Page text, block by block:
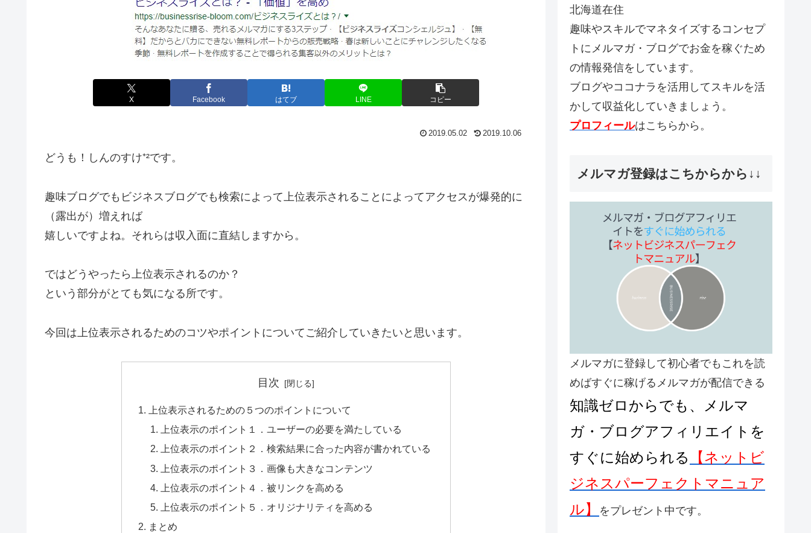
X Facebook はてブ LINE コピー
2019.05.02 2019.10.06
どうも！しんのすけ⁺²です。
趣味ブログでもビジネスブログでも検索によって上位表示されることによってアクセスが爆発的に
（露出が）増えれば
嬉しいですよね。それらは収入面に直結しますから。
ではどうやったら上位表示されるのか？
という部分がとても気になる所です。
今回は上位表示されるためのコツやポイントについてご紹介していきたいと思います。
目次
上位表示されるための５つのポイントについて
上位表示のポイント１．ユーザーの必要を満たしている
上位表示のポイント２．検索結果に合った内容が書かれている
上位表示のポイント３．画像も大きなコンテンツ
上位表示のポイント４．被リンクを高める
上位表示のポイント５．オリジナリティを高める
まとめ
北海道在住
趣味やスキルでマネタイズするコンセプ
トにメルマガ・ブログでお金を稼ぐため
の情報発信をしています。
ブログやココナラを活用してスキルを活
かして収益化していきましょう。
プロフィールはこちらから。
メルマガ登録はこちからから↓↓
メルマガに登録して初心者でもこれを読
めばすぐに稼げるメルマガが配信できる
知識ゼロからでも、メルマ
ガ・ブログアフィリエイトを
すぐに始められる
【ネットビ
ジネスパーフェクトマニュア
ル】
をプレゼント中です。